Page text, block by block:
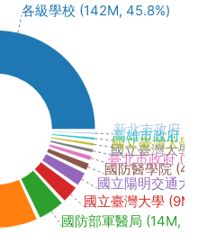
各級學校 (142M, 45.8%)
國防部軍醫局 (14M,
國立臺灣大學
國立陽明交通大
國防醫學院
臺北市政府
國立臺灣大學
國立臺灣大學
高雄市政府
新北市政府